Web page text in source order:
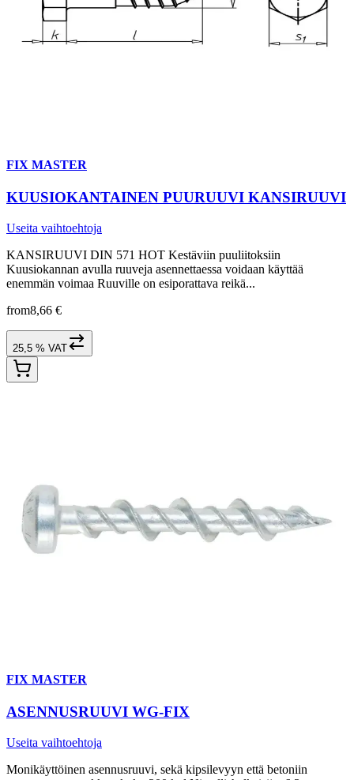
FIX MASTER
KUUSIOKANTAINEN PUURUUVI KANSIRUUVI
Useita vaihtoehtoja
KANSIRUUVI DIN 571 HOT Kestäviin puuliitoksiin
Kuusiokannan avulla ruuveja asennettaessa voidaan käyttää
enemmän voimaa Ruuville on esiporattava reikä...
from8,66 €
25,5 % VAT
FIX MASTER
ASENNUSRUUVI WG-FIX
Useita vaihtoehtoja
Monikäyttöinen asennusruuvi, sekä kipsilevyyn että betoniin